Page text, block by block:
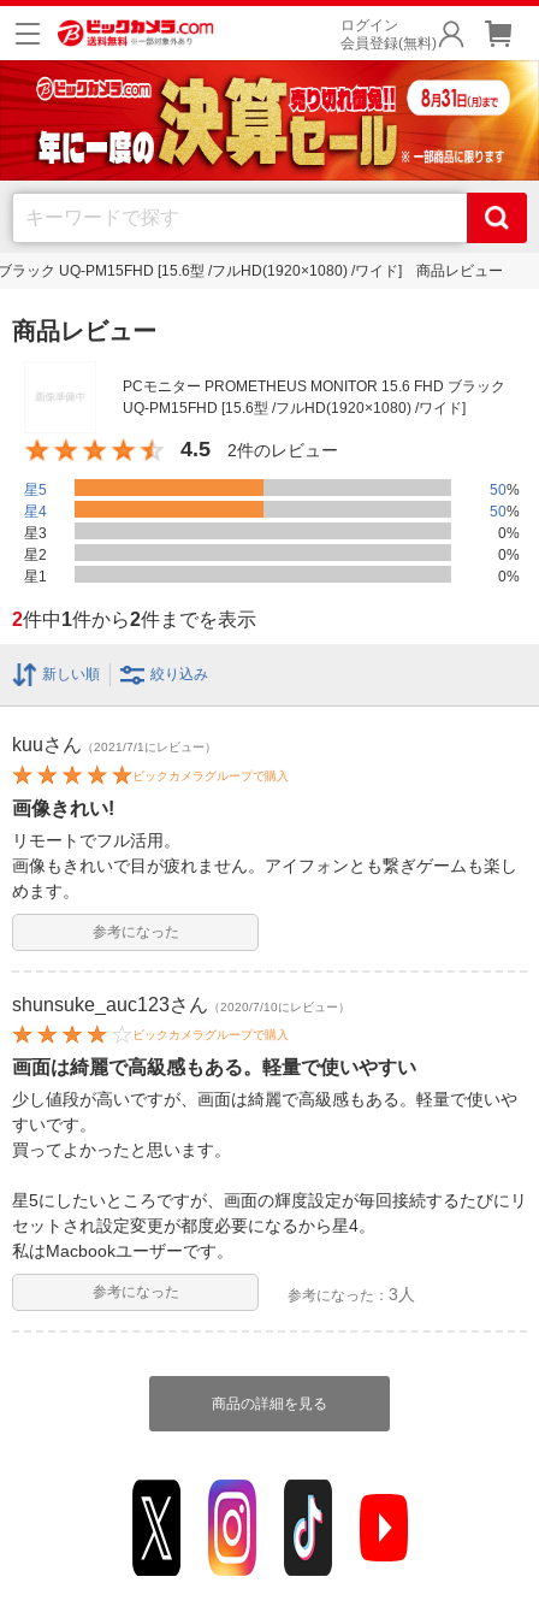
ログイン
会員登録(無料)
ラック UQ-PM15FHD [15.6型 /フルHD(1920×1080) /ワイド] 商品レビュー
商品レビュー
PCモニター PROMETHEUS MONITOR 15.6 FHD ブラック
UQ-PM15FHD [15.6型 /フルHD(1920×1080) /ワイド]
4.5 2件のレビュー
星5 50%
星4
50%
星3
0%
星2
0%
星1
0%
2件中1件から2件までを表示
新しい順 絞り込み
kuuさん （2021/7/1にレビュー）
ビックカメラグループで購入
画像きれい!
リモートでフル活用。
画像もきれいで目が疲れません。アイフォンとも繋ぎゲームも楽し
めます。
参考になった
shunsuke_auc123さん （2020/7/10にレビュー）
ビックカメラグループで購入
画面は綺麗で高級感もある。軽量で使いやすい
少し値段が高いですが、画面は綺麗で高級感もある。軽量で使いや
すいです。
買ってよかったと思います。
星5にしたいところですが、画面の輝度設定が毎回接続するたびにリ
セットされ設定変更が都度必要になるから星4。
私はMacbookユーザーです。
参考になった 参考になった：3人
商品の詳細を見る